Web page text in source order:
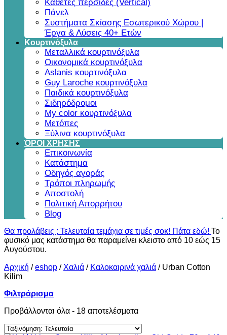
Κάθετες περσίδες (Vertical)
Πάνελ
Συστήματα Σκίασης Εσωτερικού Χώρου |
Έργα & Λύσεις 40+ Ετών
Κουρτινόξυλα
Μεταλλικά κουρτινόξυλα
Οικονομικά κουρτινόξυλα
Aslanis κουρτινόξυλα
Guy Laroche κουρτινόξυλα
Παιδικά κουρτινόξυλα
Σιδηρόδρομοι
My color κουρτινόξυλα
Μετόπες
Ξύλινα κουρτινόξυλα
ΌΡΟΙ ΧΡΗΣΗΣ
Επικοινωνία
Κατάστημα
Οδηγός αγοράς
Τρόποι πληρωμής
Αποστολή
Πολιτική Απορρήτου
Blog
Θα προλάβεις ; Τελευταία τεμάχια σε τιμές σοκ! Πάτα εδώ! Το
φυσικό μας κατάστημα θα παραμείνει κλειστο από 10 εώς 15
Αυγούστου.
Αρχική /eshop / Χαλιά / Καλοκαιρινά χαλιά / Urban Cotton
Kilim
Φιλτράρισμα
Προβάλλονται όλα - 18 αποτελέσματαSorted
latest